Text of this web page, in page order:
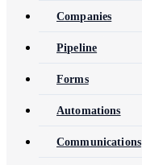
Companies
Pipeline
Forms
Automations
Communications